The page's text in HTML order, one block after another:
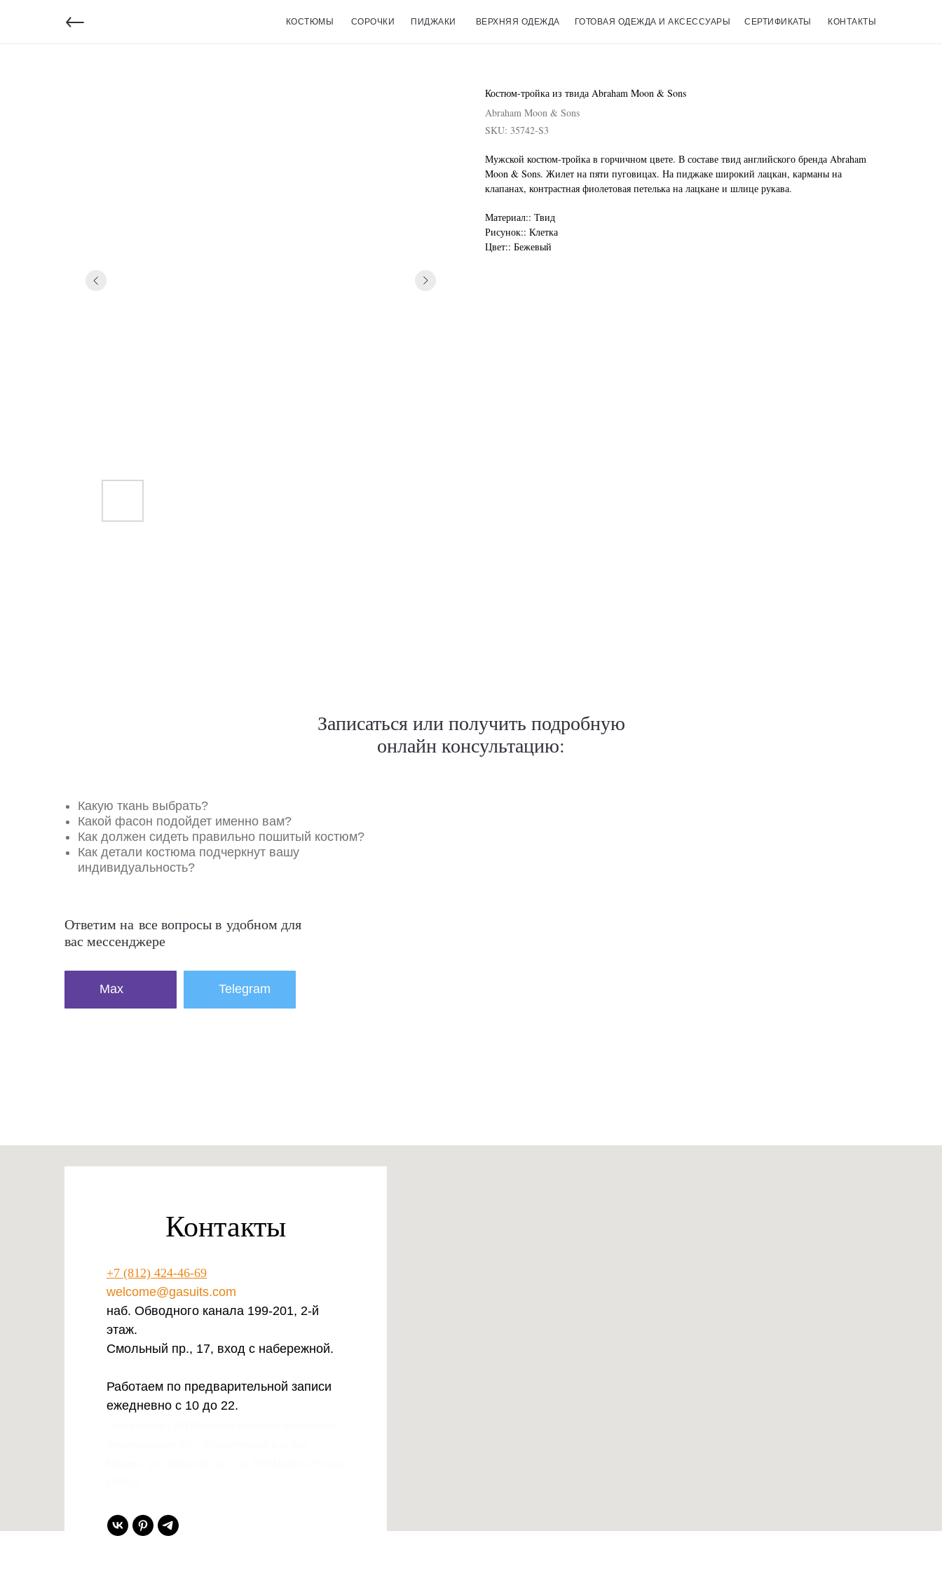
КОСТЮМЫ
← СОРОЧКИ ПИДЖАКИ ВЕРХНЯЯ ОДЕЖДА ГОТОВАЯ ОДЕЖДА И АКСЕССУАРЫ СЕРТИФИКАТЫ КОНТАКТЫ
Костюм-тройка из твида Abraham Moon & Sons
Abraham Moon & Sons
SKU: 35742-S3
Мужской костюм-тройка в горчичном цвете. В составе твид английского бренда Abraham
Moon & Sons. Жилет на пяти пуговицах. На пиджаке широкий лацкан, карманы на
клапанах, контрастная фиолетовая петелька на лацкане и шлице рукава.
Материал:: Твид
Рисунок:: Клетка
Цвет:: Бежевый
Записаться или получить подробную
онлайн консультацию:
Какую ткань выбрать?
Какой фасон подойдет именно вам?
Как должен сидеть правильно пошитый костюм?
Как детали костюма подчеркнут вашу
индивидуальность?
Ответим на все вопросы в удобном для
вас мессенджере
Max Telegram
Контакты
+7 (812) 424-46-69
welcome@gasuits.com
наб. Обводного канала 199-201, 2-й
этаж.
Смольный пр., 17, вход с набережной.
Работаем по предварительной записи
ежедневно с 10 до 22.